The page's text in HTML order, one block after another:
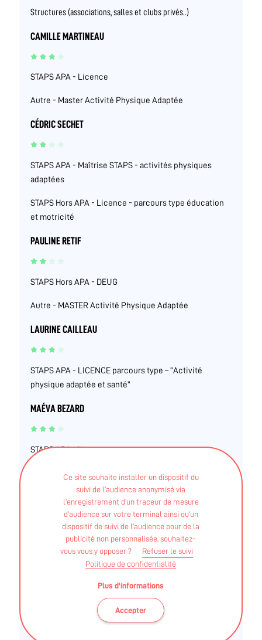
Ce site souhaite installer un dispositif du
suivi de l’audience anonymisé via
l’enregistrement d’un traceur de mesure
d’audience sur votre terminal ainsi qu’un
dispositif de suivi de l’audience pour de la
publicité non personnalisée, souhaitez-
vous vous y opposer ?
Refuser le suivi
Politique de confidentialité
Plus d'informations
Accepter
Structures (associations, salles et clubs privés..)
CAMILLE MARTINEAU
STAPS APA - Licence
Autre - Master Activité Physique Adaptée
CÉDRIC SECHET
STAPS APA - Maîtrise STAPS - activités physiques
adaptées
STAPS Hors APA - Licence - parcours type éducation
et motricité
PAULINE RETIF
STAPS Hors APA - DEUG
Autre - MASTER Activité Physique Adaptée
LAURINE CAILLEAU
STAPS APA - LICENCE parcours type – "Activité
physique adaptée et santé"
MAÉVA BEZARD
STAPS APA - licence
PIERRE BERTRAND
STAPS APA - LICENCE
RÉMI THOMAS